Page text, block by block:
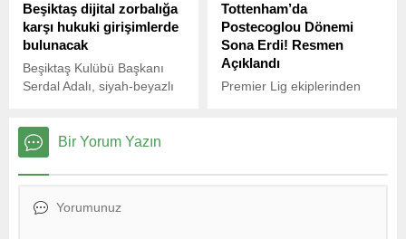
Beşiktaş dijital zorbalığa
karşı hukuki girişimlerde
bulunacak
Beşiktaş Kulübü Başkanı
Serdal Adalı, siyah-beyazlı
hakaretlerle ilgili hukuki
girişimlerde bulunacaklarını
söyledi.
Tottenham’da
Postecoglou Dönemi
Sona Erdi! Resmen
Açıklandı
Premier Lig ekiplerinden
Bir Yorum Yazın